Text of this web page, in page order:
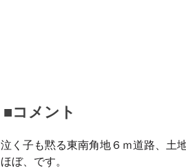
■コメント
泣く子も黙る東南角地６ｍ道路、土
ほぼ、です。